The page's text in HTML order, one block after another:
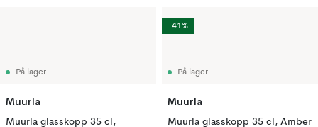
På lager
Muurla
Muurla glasskopp 35 cl,
På lager
Muurla
Muurla glasskopp 35 cl, Amber
-41%